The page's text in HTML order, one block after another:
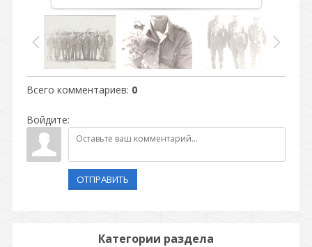
Всего комментариев: 0
Войдите:
ОТПРАВИТЬ
Категории раздела